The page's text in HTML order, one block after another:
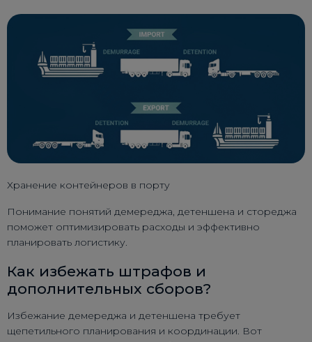
Хранение контейнеров в порту
Понимание понятий демереджа, детеншена и стореджа
поможет оптимизировать расходы и эффективно
планировать логистику.
Как избежать штрафов и
дополнительных сборов?
Избежание демереджа и детеншена требует
щепетильного планирования и координации. Вот